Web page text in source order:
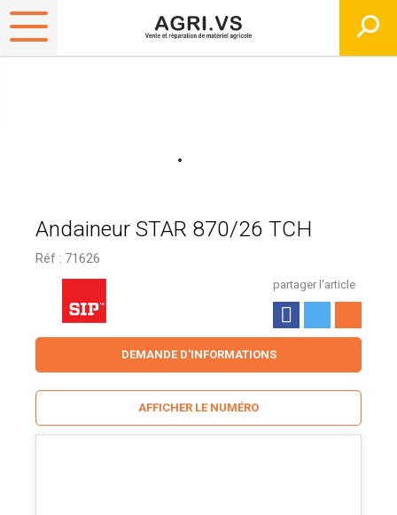
Andaineur STAR 870/26 TCH
Réf : 71626
partager l'article
DEMANDE D'INFORMATIONS
AFFICHER LE NUMÉRO